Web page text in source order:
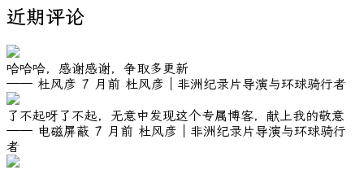
近期评论
哈哈哈，感谢感谢，争取多更新
—— 杜风彦 7 月前 杜风彦｜非洲纪录片导演与环球骑行者
了不起呀了不起，无意中发现这个专属博客，献上我的敬意
—— 电磁屏蔽 7 月前 杜风彦｜非洲纪录片导演与环球骑行
者